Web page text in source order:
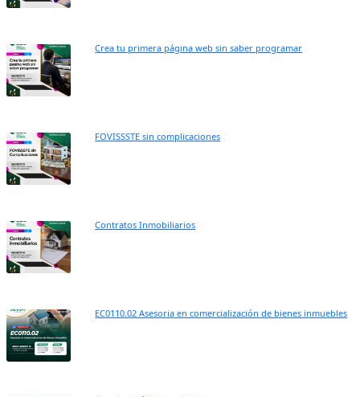
Crea tu primera página web sin saber programar
FOVISSSTE sin complicaciones
Contratos Inmobiliarios
EC0110.02 Asesoria en comercialización de bienes inmuebles